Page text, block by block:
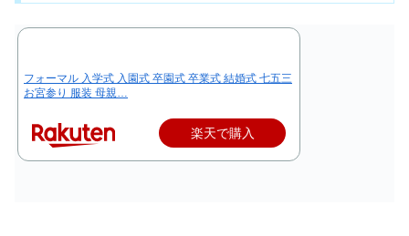
フォーマル 入学式 入園式 卒園式 卒業式 結婚式 七五三
お宮参り 服装 母親…
楽天で購入